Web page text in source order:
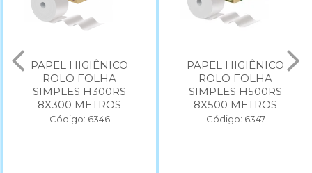
PAPEL HIGIÊNICO
ROLO FOLHA
SIMPLES H300RS
8X300 METROS
Código: 6346
PAPEL HIGIÊNICO
ROLO FOLHA
SIMPLES H500RS
8X500 METROS
Código: 6347